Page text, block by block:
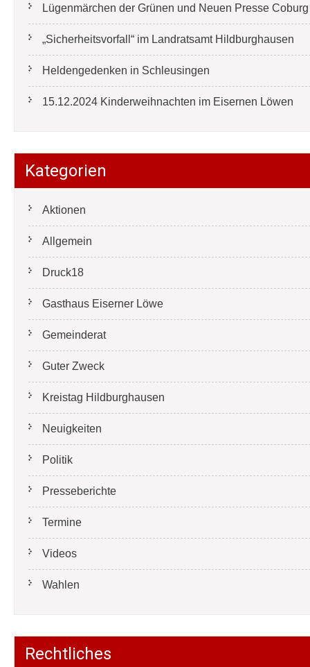
Lügenmärchen der Grünen und Neuen Presse
„Sicherheitsvorfall“ im Landratsamt Hildburghausen
Heldengedenken in Schleusingen
15.12.2024 Kinderweihnachten im Eisernen Löwen
Kategorien
Aktionen
Allgemein
Druck18
Gasthaus Eiserner Löwe
Gemeinderat
Guter Zweck
Kreistag Hildburghausen
Neuigkeiten
Politik
Presseberichte
Termine
Videos
Wahlen
Rechtliches